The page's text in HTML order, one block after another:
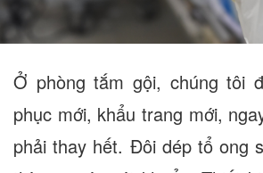
Ở phòng tắm gội, chúng tôi
phục mới, khẩu trang mới,
phải thay hết. Đôi dép tổ ong